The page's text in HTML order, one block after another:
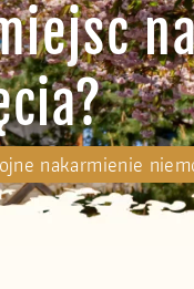
nakarmienie